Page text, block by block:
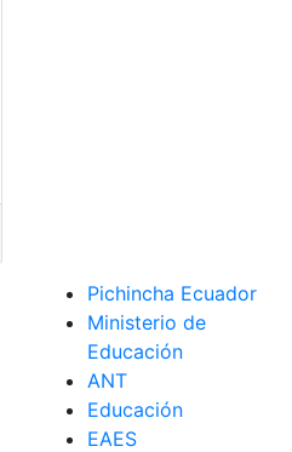
Recomendaciones
Recargas,TAG Panavial
Pichincha Ecuador
Ministerio de
Educación
ANT
Educación
EAES